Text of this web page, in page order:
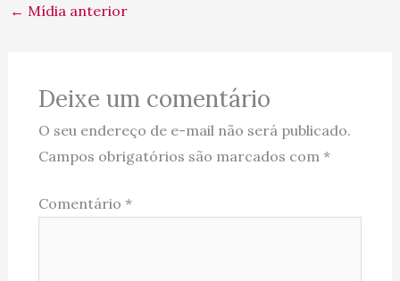
← Mídia anterior
Deixe um comentário
O seu endereço de e-mail não será publicado.
Campos obrigatórios são marcados com *
Comentário *